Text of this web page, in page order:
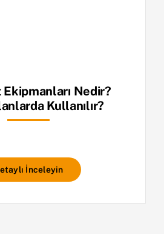
Ekipmanları Nedir?
Kullanılır?
İnceleyin